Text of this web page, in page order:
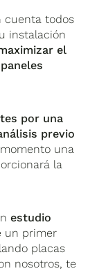
cuenta todos
instalación
el
por una
previo
una
la
estudio
un primer
placas
nosotros, te